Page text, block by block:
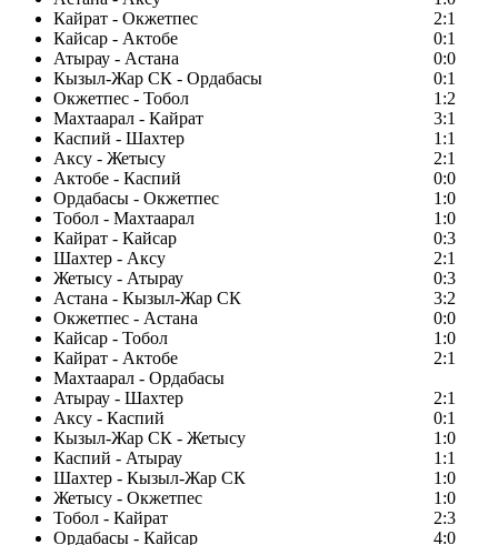
Кайрат - Окжетпес
2:1
Кайсар - Актобе
0:1
Атырау - Астана
0:0
Кызыл-Жар СК - Ордабасы
0:1
Окжетпес - Тобол
1:2
Махтаарал - Кайрат
3:1
Каспий - Шахтер
1:1
Аксу - Жетысу
2:1
Актобе - Каспий
0:0
Ордабасы - Окжетпес
1:0
Тобол - Махтаарал
1:0
Кайрат - Кайсар
0:3
Шахтер - Аксу
2:1
Жетысу - Атырау
0:3
Астана - Кызыл-Жар СК
3:2
Окжетпес - Астана
0:0
Кайсар - Тобол
1:0
Кайрат - Актобе
2:1
Махтаарал - Ордабасы
Атырау - Шахтер
2:1
Аксу - Каспий
0:1
Кызыл-Жар СК - Жетысу
1:0
Каспий - Атырау
1:1
Шахтер - Кызыл-Жар СК
1:0
Жетысу - Окжетпес
1:0
Тобол - Кайрат
2:3
Ордабасы - Кайсар
4:0